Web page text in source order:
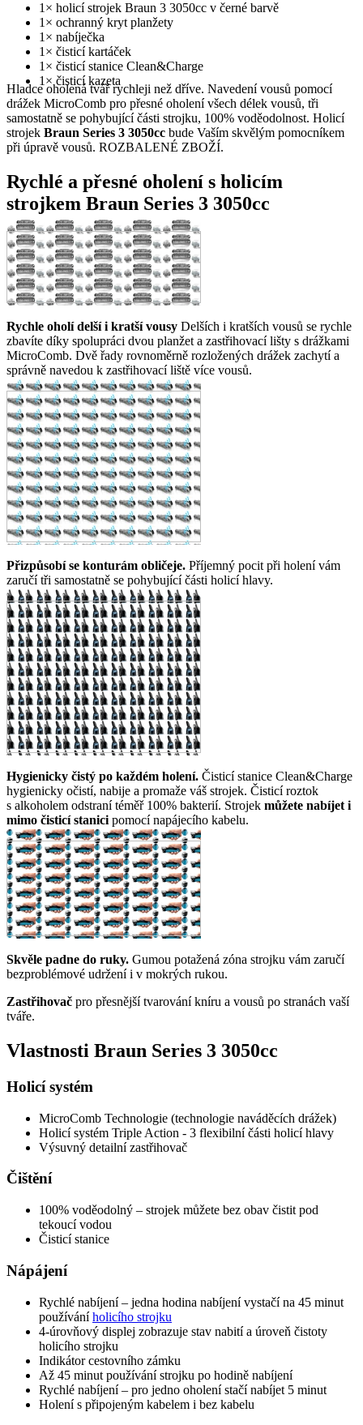
1× holicí strojek Braun 3 3050cc v černé barvě
1× ochranný kryt planžety
1× nabíječka
1× čisticí kartáček
1× čisticí stanice Clean&Charge
1× čisticí kazeta
Hladce oholená tvář rychleji než dříve. Navedení vousů pomocí
drážek MicroComb pro přesné oholení všech délek vousů, tři
samostatně se pohybující části strojku, 100% voděodolnost. Holicí
strojek Braun Series 3 3050cc bude Vaším skvělým pomocníkem
při úpravě vousů. ROZBALENÉ ZBOŽÍ.
Rychlé a přesné oholení s holicím
strojkem Braun Series 3 3050cc
Rychle oholí delší i kratší vousy Delších i kratších vousů se rychle
zbavíte díky spolupráci dvou planžet a zastřihovací lišty s drážkami
MicroComb. Dvě řady rovnoměrně rozložených drážek zachytí a
správně navedou k zastřihovací liště více vousů.
Přizpůsobí se konturám obličeje. Příjemný pocit při holení vám
zaručí tři samostatně se pohybující části holicí hlavy.
Hygienicky čistý po každém holení. Čisticí stanice Clean&Charge
hygienicky očistí, nabije a promaže váš strojek. Čisticí roztok
s alkoholem odstraní téměř 100% bakterií. Strojek můžete nabíjet i
mimo čisticí stanici pomocí napájecího kabelu.
Skvěle padne do ruky. Gumou potažená zóna strojku vám zaručí
bezproblémové udržení i v mokrých rukou.
Zastřihovač pro přesnější tvarování kníru a vousů po stranách vaší
tváře.
Vlastnosti Braun Series 3 3050cc
Holicí systém
MicroComb Technologie (technologie naváděcích drážek)
Holicí systém Triple Action - 3 flexibilní části holicí hlavy
Výsuvný detailní zastřihovač
Čištění
100% voděodolný – strojek můžete bez obav čistit pod
tekoucí vodou
Čisticí stanice
Nápájení
Rychlé nabíjení – jedna hodina nabíjení vystačí na 45 minut
používáníholicího strojku
4-úrovňový displej zobrazuje stav nabití a úroveň čistoty
holicího strojku
Indikátor cestovního zámku
Až 45 minut používání strojku po hodině nabíjení
Rychlé nabíjení – pro jedno oholení stačí nabíjet 5 minut
Holení s připojeným kabelem i bez kabelu